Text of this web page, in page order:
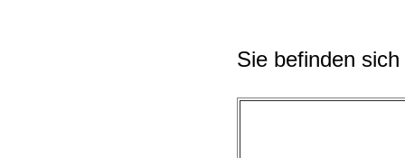
Sie befinden